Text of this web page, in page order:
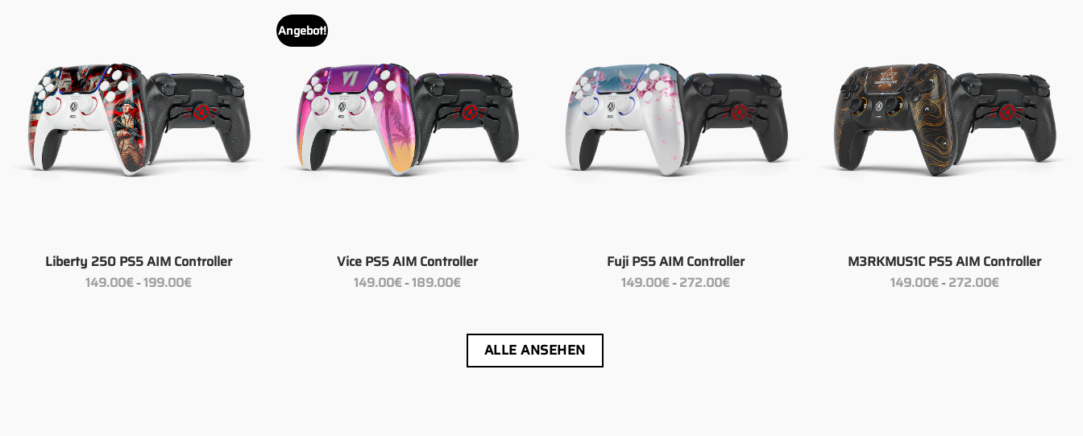
Liberty 250 PS5 AIM Controller
149.00€–199.00€Preisspanne:
149.00€
Angebot!
Vice PS5 AIM Controller
149.00€–189.00€Preisspanne:
149.00€
Fuji PS5 AIM Controller
149.00€–272.00€Preisspanne:
149.00€
M3RKMUS1C PS5 AIM Controller
149.00€–272.00€Preisspanne:
149.00€
ALLE ANSEHEN